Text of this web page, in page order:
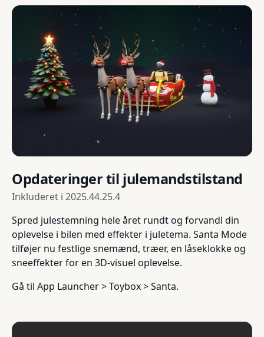
Opdateringer til julemandstilstand
Inkluderet i 2025.44.25.4
Spred julestemning hele året rundt og forvandl din
oplevelse i bilen med effekter i juletema. Santa Mode
tilføjer nu festlige snemænd, træer, en låseklokke og
sneeffekter for en 3D-visuel oplevelse.
Gå til App Launcher > Toybox > Santa.